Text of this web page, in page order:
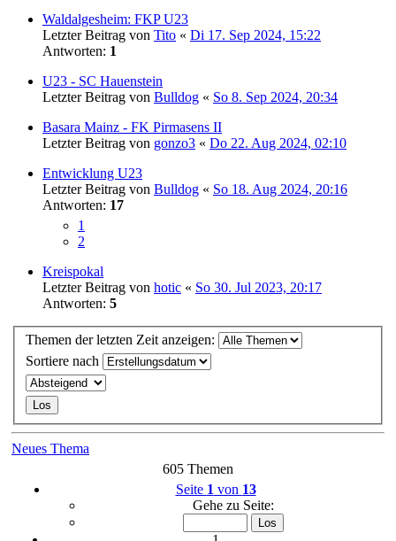
Waldalgesheim: FKP U23
Letzter Beitrag von Tito « Di 17. Sep 2024, 15:22
Antworten: 1
U23 - SC Hauenstein
Letzter Beitrag von Bulldog « So 8. Sep 2024, 20:34
Basara Mainz - FK Pirmasens II
Letzter Beitrag von gonzo3 « Do 22. Aug 2024, 02:10
Entwicklung U23
Letzter Beitrag von Bulldog « So 18. Aug 2024, 20:16
Antworten: 17
1
2
Kreispokal
Letzter Beitrag von hotic « So 30. Jul 2023, 20:17
Antworten: 5
Themen der letzten Zeit anzeigen:
Sortiere nach
Neues Thema
605 Themen
Seite 1 von 13
Gehe zu Seite: